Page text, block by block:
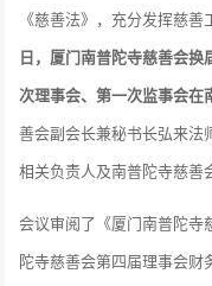
《慈善法》，充分发挥慈
日，厦门南普陀寺慈善会
次理事会、第一次监事会在
善会副会长兼秘书长弘来法
相关负责人及南普陀寺慈善
会议审阅了《厦门南普陀寺
陀寺慈善会第四届理事会